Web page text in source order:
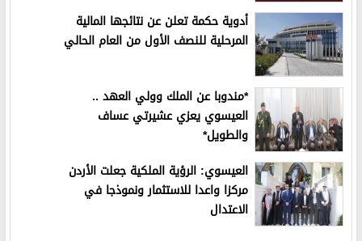
أدوية حكمة تعلن عن نتائجها المالية
المرحلية للنصف الأول من العام الحالي
*مندوبا عن الملك وولي العهد ..
العيسوي يعزي عشيرتي عساف
والطويل*
العيسوي: الرؤية الملكية جعلت الأردن
مركزا واعدا للاستثمار ونموذجا في
الاعتدال